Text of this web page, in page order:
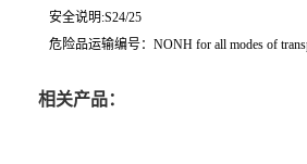
安全说明:S24/25
危险品运输编号：NONH for all modes of
相关产品：